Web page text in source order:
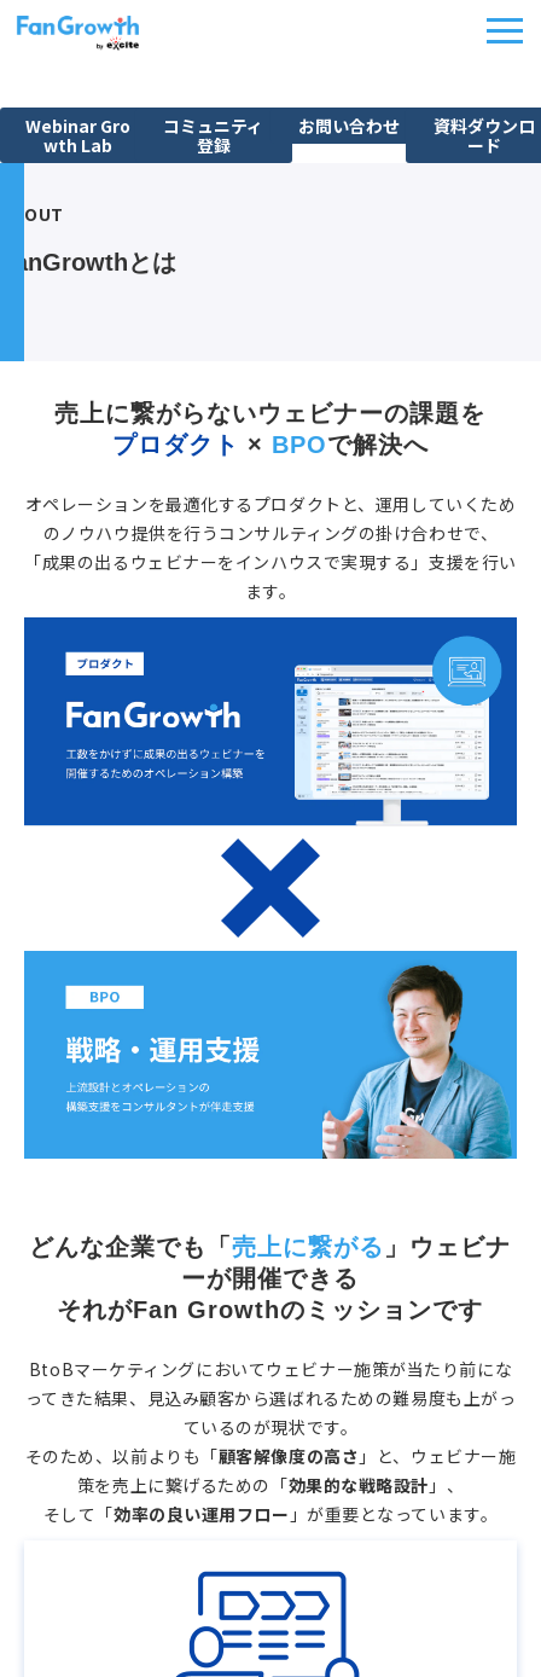
Webinar Gro
wth Lab
コミュニティ
登録
お問い合わせ
資料ダウンロ
ード
導入事例
イベント
ABOUT
FanGrowthとは
売上に繋がらないウェビナーの課題を
プロダクト × BPOで解決へ
オペレーションを最適化するプロダクトと、運用していくため
のノウハウ提供を行うコンサルティングの掛け合わせで、
「成果の出るウェビナーをインハウスで実現する」支援を行い
ます。
どんな企業でも「売上に繋がる 」ウェビナ
ーが開催できる
それがFan Growthのミッションです
BtoBマーケティングにおいてウェビナー施策が当たり前にな
ってきた結果、見込み顧客から選ばれるための難易度も上がっ
ているのが現状です。
そのため、以前よりも「顧客解像度の高さ 」と、ウェビナー施
策を売上に繋げるための「効果的な戦略設計 」、
そして「効率の良い運用フロー 」が重要となっています。